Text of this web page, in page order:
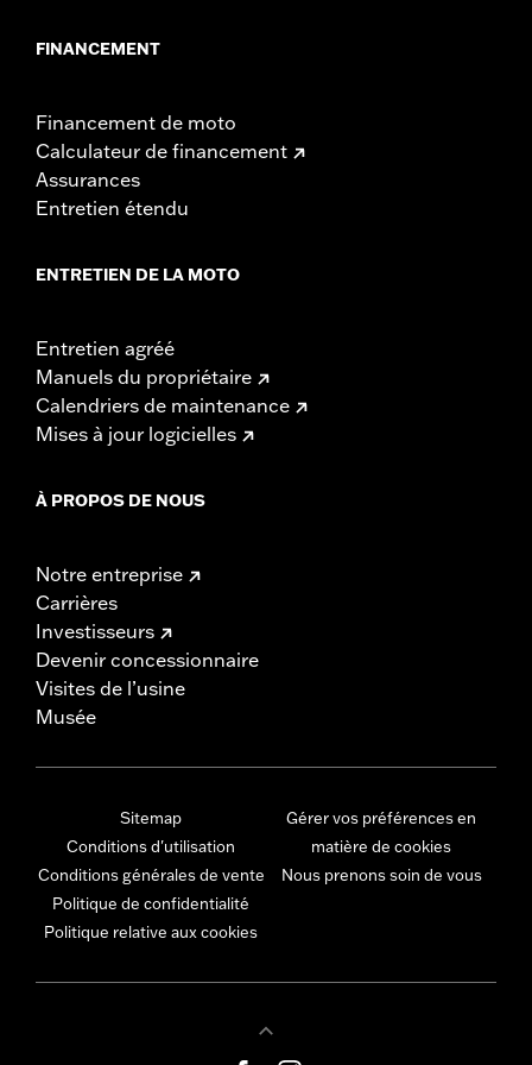
FINANCEMENT
Financement de moto
Calculateur de financement
Assurances
Entretien étendu
ENTRETIEN DE LA MOTO
Entretien agréé
Manuels du propriétaire
Calendriers de maintenance
Mises à jour logicielles
À PROPOS DE NOUS
Notre entreprise
Carrières
Investisseurs
Devenir concessionnaire
Visites de l’usine
Musée
Sitemap
Conditions d'utilisation
Conditions générales de vente
Politique de confidentialité
Politique relative aux cookies
Gérer vos préférences en
matière de cookies
Nous prenons soin de vous